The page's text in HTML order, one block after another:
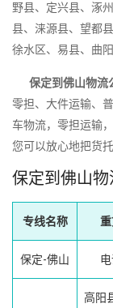
野县、定兴县、涿
县、涞源县、望都
徐水区、易县、曲
保定到佛山物流
零担、大件运输、
车物流，零担运输
您可以放心地把货
保定到佛山
专线名称
保定-佛山
高阳